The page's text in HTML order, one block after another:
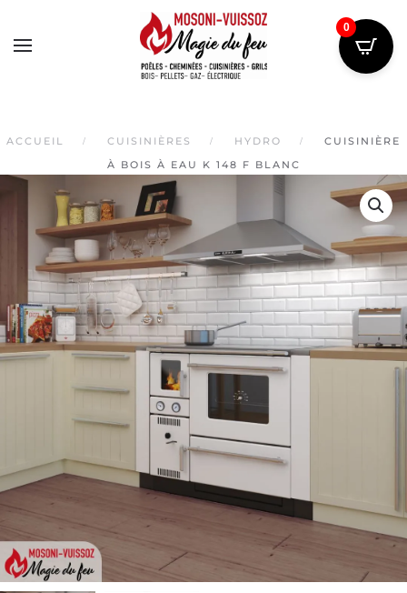
ACCUEIL CUISINIÈRES HYDRO
CUISINIÈRE
À BOIS À EAU K 148 F BLANC
0